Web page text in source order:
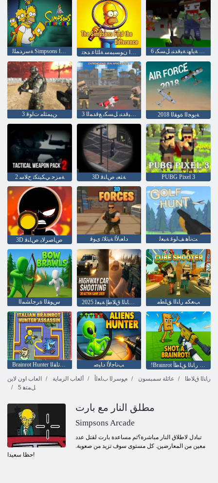
ﺔﺳﺭﺪﻤﻠﻟ Simpsons ﻦﻳﻮﻠﺗ ﺏﺎﺘﻛ ﻰﻟﺇ ﺓﺩﻮﻌﻟﺍ ﻕﺮﻔﻟﺍ ﻥﻮﺴﺒﻤﺳ ﺔﻠﺋﺎﻋ ﺪﺠﺗ 6 ﻢﻟﺎﻌﻟﺍ ﺔﻳﺎﻬﻧ ﺔﻴﻗﺪﻨﺑ ﻞﺴﻜﺑ
3 ﻦﻴﻤﺜﻠﻣ ﺕﺍﻮﻗ 3 ﻢﻟﺎﻌﻟﺍ ﺔﻳﺎﻬﻧ ﺔﻴﻗﺪﻨﺑ ﻞﺴﻜﺑ ﻊﻗﺪﻤﻟﺍ 2018 ﺔﻳﻮﺠﻟﺍ ﺓﻮﻘﻟﺍ
2 ﺔﻣﺰﺣ ﻲﻜﻴﺘﻜﺗ ﺡﻼ ﺳ 3D ﺔﺜﻌﺑ ﺹﺎﻨﻗ PUBG Pixel 3
3D ﺹﺎﺻﺮﻟﺎﺑ ﺹﺎﻨﻗ ﺩﺎﻌﺑﻷ ﺍ ﺔﻴﺛﻼ ﺛ ﻯﻮﻗ ﺖﻧﺎﻫ ﻒﻟﻮﻏ ﺔﺒﻌﻟ
ﺱﻮﻘﻟﺍ ﺓﺮﺟﺎﺸﻤﻟﺍ 2025 ﺩﺎﻌﺑﻷ ﺍ ﺔﻴﺛﻼ ﺛ ﺔﻌﻳﺮﺴﻟﺍ ﻕﺮﻄﻟﺍ ﻰﻠﻋ ﺕﺍﺭﺎﻴﺴﻟﺍ ﻰﻠﻋ ﺭﺎﻨﻟﺍ ﻕﻼ ﻃﺇ ﺔﺒﻌﻟ ﺐﻌﻜﻣ ﺭﺎﻨﻟﺍ ﻖﻠﻄﻣ
Brainrot Hunter ﻲﻟﺎﻄﻳﻹ ﺍ ﻞﺗﺎﻘﻟﺍ ﺐﻧﺎﺟﻷ ﺍ ﺩﺎﻴﺻ
!Brainrot ﻰﻠﻋ ﺭﺎﻨﻟﺍ ﻖﻠﻃﺃ
العاب اون لاين
ألعاب الرماية ﻡﻮﺳﺮﻟﺍ ﺏﺎﻌﻟﺃ عائلة سمبسون
ﺭﺎﻨﻟﺍ ﻕﻼ ﻃﺍ
5 ﻞﻤﺘﻫ
مطلق النار مع بارت
Simpsons Arcade
تبادل لاطلاق النار مباشرة؟ثم مساعدة بارت لقتل عدد
معين من المعارضين. كل مستوى سوف تزيد من صعوبة.
حظا سعيدا!